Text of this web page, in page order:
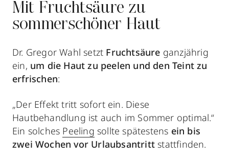
Mit Fruchtsäure zu
sommerschöner Haut
Dr. Gregor Wahl setzt Fruchtsäure ganzjährig
ein, um die Haut zu peelen und den Teint zu
erfrischen:
„Der Effekt tritt sofort ein. Diese
Hautbehandlung ist auch im Sommer optimal.“
Ein solches Peeling sollte spätestens ein bis
zwei Wochen vor Urlaubsantritt stattfinden.